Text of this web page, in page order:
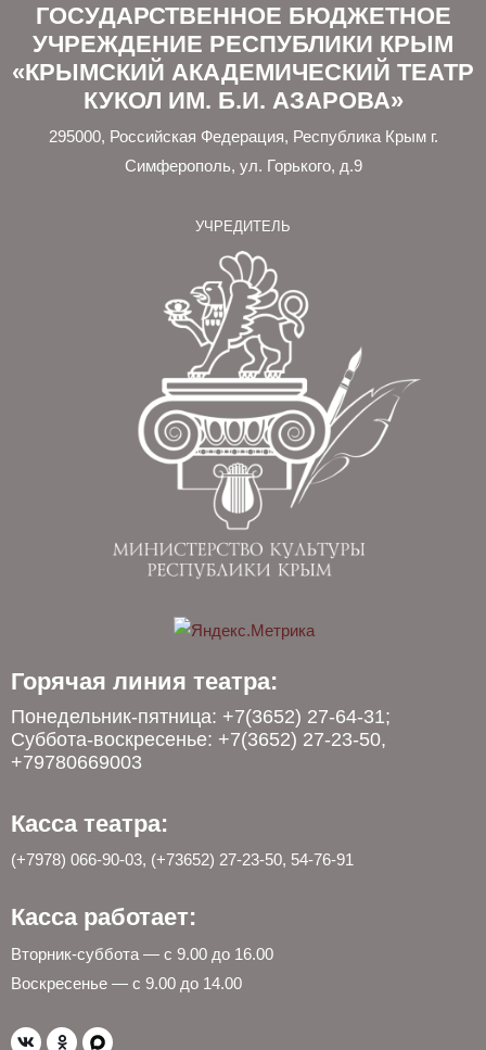
ГОСУДАРСТВЕННОЕ БЮДЖЕТНОЕ
УЧРЕЖДЕНИЕ РЕСПУБЛИКИ КРЫМ
«КРЫМСКИЙ АКАДЕМИЧЕСКИЙ ТЕАТР
КУКОЛ ИМ. Б.И. АЗАРОВА»
295000, Российская Федерация, Республика Крым г.
Симферополь, ул. Горького, д.9
УЧРЕДИТЕЛЬ
Горячая линия театра:
Понедельник-пятница: +7(3652) 27-64-31;
Суббота-воскресенье: +7(3652) 27-23-50,
+79780669003
Касса театра:
(+7978) 066-90-03, (+73652) 27-23-50, 54-76-91
Касса работает:
Вторник-суббота — с 9.00 до 16.00
Воскресенье — с 9.00 до 14.00